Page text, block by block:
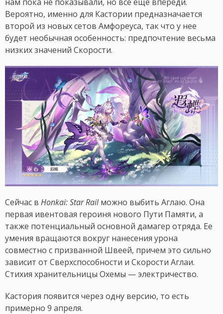
Вероятно, именно для Кастории предназначается
второй из новых сетов Амфореуса, так что у нее
будет необычная особенность: предпочтение весьма
низких значений Скорости.
Сейчас в Honkai: Star Railможно выбить Аглаю. Она
первая ивентовая героиня нового Пути Памяти, а
также потенциальный основной дамагер отряда. Ее
умения вращаются вокруг нанесения урона
совместно с призванной Швеей, причем это сильно
зависит от Сверхспособности и Скорости Аглаи.
Стихия хранительницы Охемы — электричество.
Кастория появится через одну версию, то есть
примерно 9 апреля.